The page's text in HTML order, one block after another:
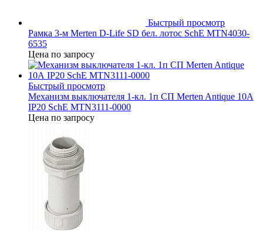
Быстрый просмотр
Рамка 3-м Merten D-Life SD бел. лотос SchE MTN4030-
6535
Цена по запросу
Быстрый просмотр
Механизм выключателя 1-кл. 1п СП Merten Antique 10А
IP20 SchE MTN3111-0000
Цена по запросу